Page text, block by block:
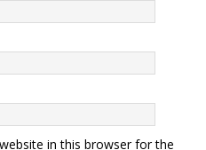
in this browser for the